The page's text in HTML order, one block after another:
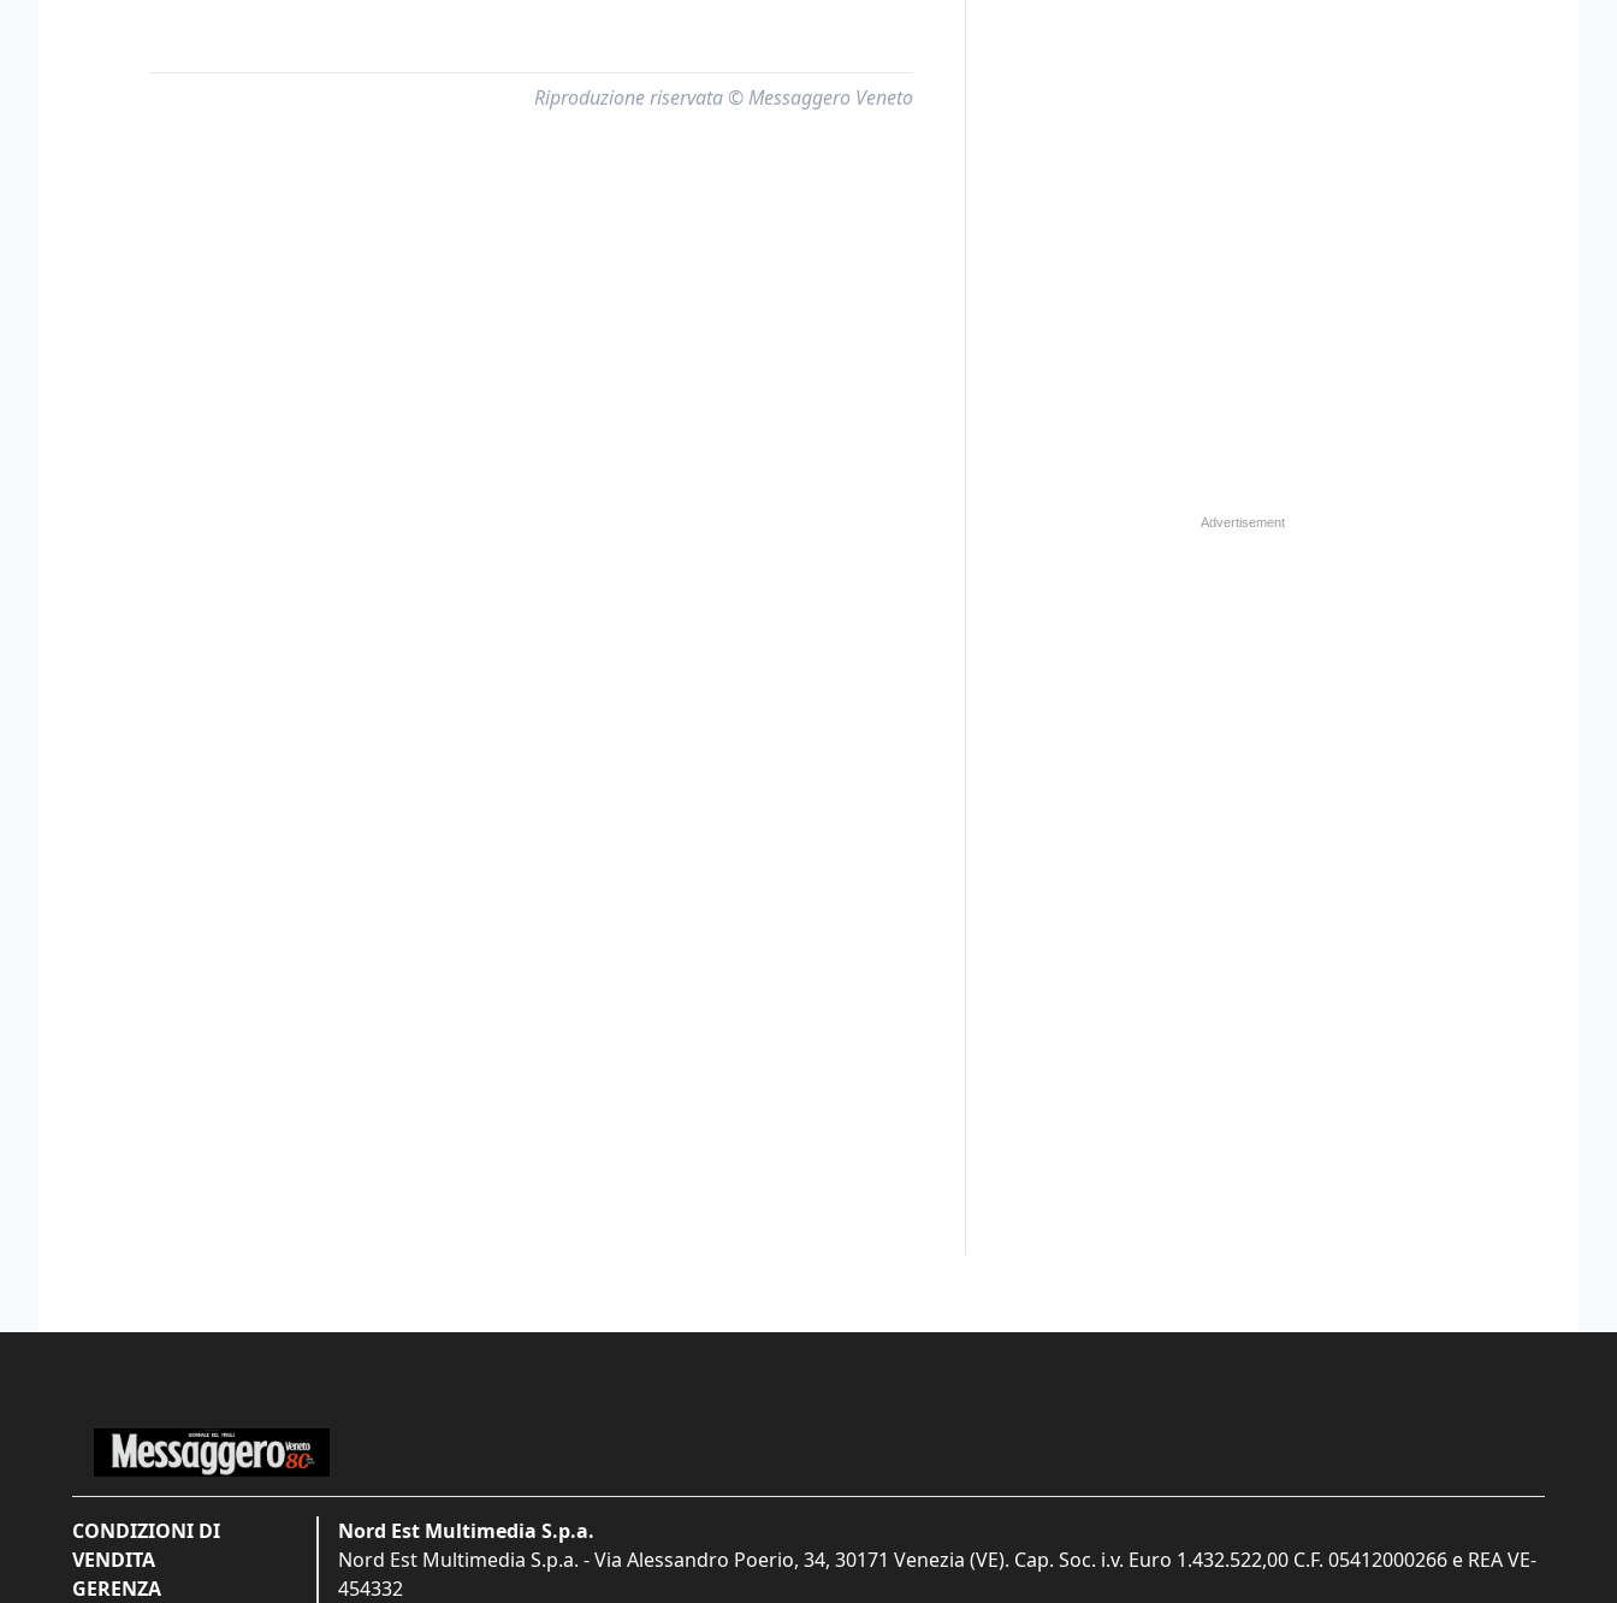
Riproduzione riservata © Messaggero Veneto
CONDIZIONI DI
VENDITA
GERENZA
Nord Est Multimedia S.p.a.
Nord Est Multimedia S.p.a. - Via Alessandro Poerio, 34, 30171 Venezia (VE). Cap. Soc. i.v. Euro 1.432.522,00 C.F. 05412000266 e REA VE-
454332